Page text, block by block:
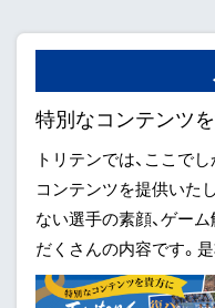
特別なコンテンツ
トリテンでは、ここで
コンテンツを提供いた
ない選手の素顔、ゲー
だくさんの内容です。